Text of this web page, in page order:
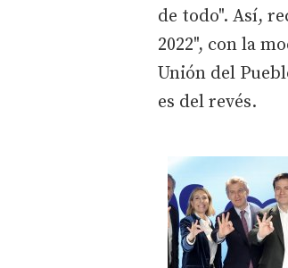
de todo". Así,
2022", con la
Unión del
es del revés.